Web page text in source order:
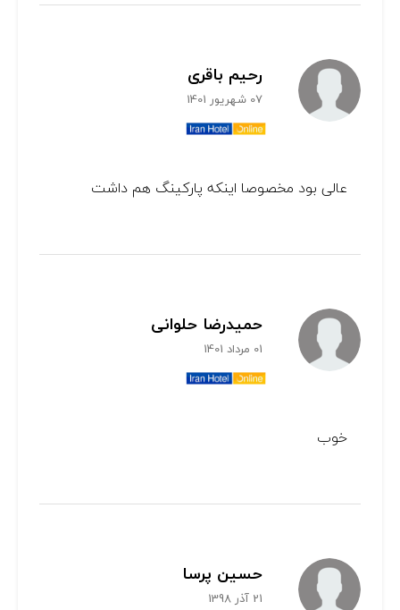
رحیم باقری
07 شهریور 1401
عالی بود مخصوصا اینکه پارکینگ هم داشت
حمیدرضا حلوانی
01 مرداد 1401
خوب
حسین پرسا
21 آذر 1398